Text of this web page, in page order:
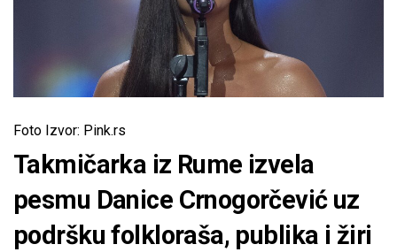
Foto Izvor: Pink.rs
Takmičarka iz Rume izvela
pesmu Danice Crnogorčević uz
podršku folkloraša, publika i žiri